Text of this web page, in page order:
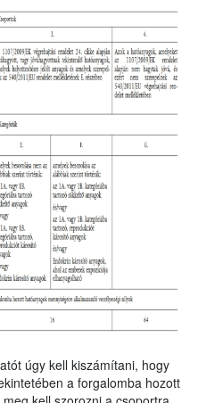
úgy kell kiszámítani, hogy
a forgalomba hozott